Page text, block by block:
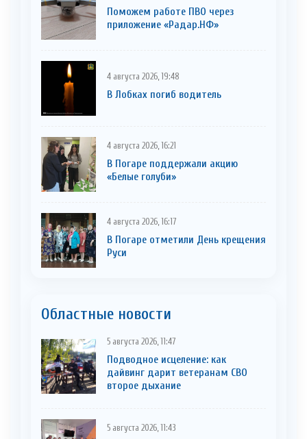
Поможем работе ПВО через
приложение «Радар.НФ»
4 августа 2026, 19:48
В Лобках погиб водитель
4 августа 2026, 16:21
В Погаре поддержали акцию
«Белые голуби»
4 августа 2026, 16:17
В Погаре отметили День крещения
Руси
Областные новости
5 августа 2026, 11:47
Подводное исцеление: как
дайвинг дарит ветеранам СВО
второе дыхание
5 августа 2026, 11:43